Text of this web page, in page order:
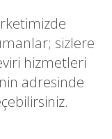
sizlere
hizmetleri
adresinde